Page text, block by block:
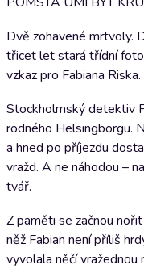
Dvě zohavené mrtvoly.
třicet let stará třídní
vzkaz pro Fabiana Riska.
Stockholmský detektiv
rodného Helsingborgu.
a hned po příjezdu
vražd. A ne náhodou –
tvář.
Z paměti se začnou
něž Fabian není příliš
vyvolala něčí